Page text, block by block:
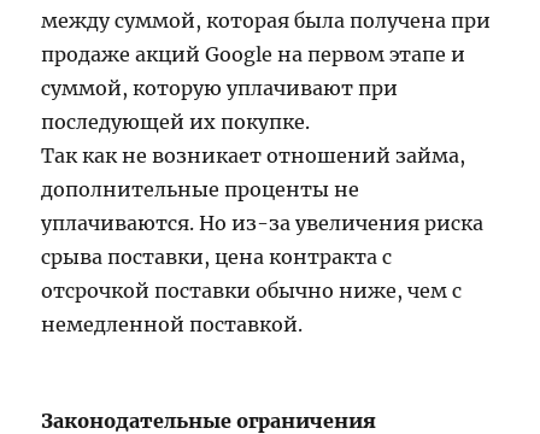
между суммой, которая была получена при
продаже акций Google на первом этапе и
суммой, которую уплачивают при
последующей их покупке.
Так как не возникает отношений займа,
дополнительные проценты не
уплачиваются. Но из-за увеличения риска
срыва поставки, цена контракта с
отсрочкой поставки обычно ниже, чем с
немедленной поставкой.
Законодательные ограничения